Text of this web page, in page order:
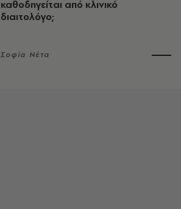
καθοδηγείται από κλινικό
διαιτολόγο;
Σοφία Νέτα